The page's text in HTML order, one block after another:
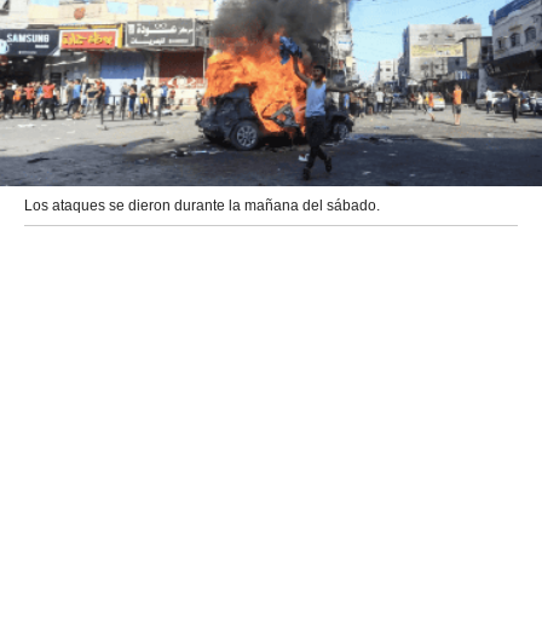
Los ataques se dieron durante la mañana del sábado.